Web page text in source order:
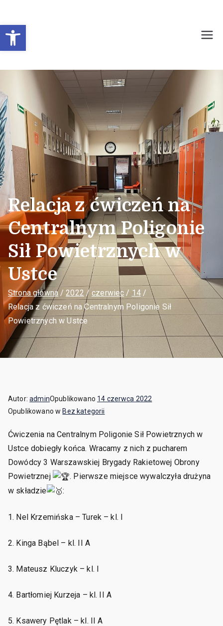
Otwórz pasek narzędzi
Młodzieży Nr 1 w
Sochaczewie
Relacja z ćwiczeń na
Centralnym Poligonie
Sił Powietrznych w
Ustce
Strona główna 2022 czerwiec
14
Relacja z ćwiczeń na Centralnym Poligonie Sił
Powietrznych w Ustce
Autor:adminOpublikowano 14 czerwca 2022
Opublikowano w Bez kategorii
Ćwiczenia na Centralnym Poligonie Sił Powietrznych w
Ustce dobiegły końca. Wracamy z nich z pucharem
Dowódcy 3 Warszawskiej Brygady Rakietowej Obrony
Powietrznej
. Pierwsze miejsce wywalczyła drużyna
w składzie
:
1. Nel Krzemińska – Turek – kl. I
2. Kinga Bąbel – kl. II A
3. Mateusz Kluczyk – kl. I
4. Bartłomiej Kurzeja – kl. II A
5. Ksawery Pętlak – kl. II A